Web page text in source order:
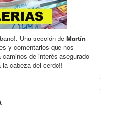
Una sección de Martín
y comentarios que nos
de interés asegurado
la cabeza del cerdo!!